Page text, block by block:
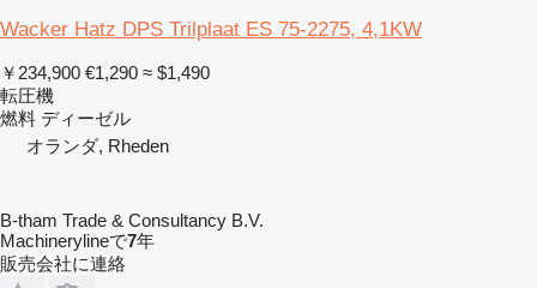
Wacker Hatz DPS Trilplaat ES 75-2275, 4,1KW
￥234,900 €1,290 ≈ $1,490
転圧機
燃料 ディーゼル
オランダ, Rheden
B-tham Trade & Consultancy B.V.
Machinerylineで7年
販売会社に連絡